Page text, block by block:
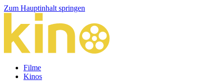
Zum Hauptinhalt springen
Filme
Kinos